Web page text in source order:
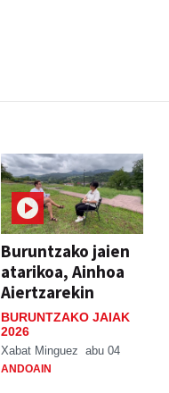
Buruntzako jaien
atarikoa, Ainhoa
Aiertzarekin
BURUNTZAKO JAIAK
2026
Xabat Minguez abu 04
ANDOAIN